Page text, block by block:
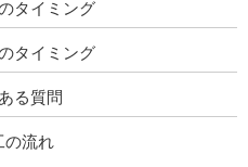
タイミング
タイミング
る質問
の流れ